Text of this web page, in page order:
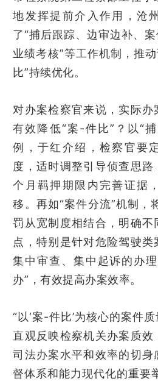
地发挥提前介入作用，沧
了“捕后跟踪、边审边补、案
业绩考核”等工作机制，推
比”持续优化。
对办案检察官来说，实际
有效降低“案-件比”？以“
例，于红介绍，检察官要
度，适时调整引导侦查思
个月羁押期限内完善证据
移。再如“案件分流”机制，
罚从宽制度相结合，明确不
点，特别是针对危险驾驶类
集中审查、集中起诉的办
办”，有效提高办案效率。
“以‘案-件比’为核心的案件
直观反映检察机关办案质
司法办案水平和效率的切身
督体系和能力现代化的重要